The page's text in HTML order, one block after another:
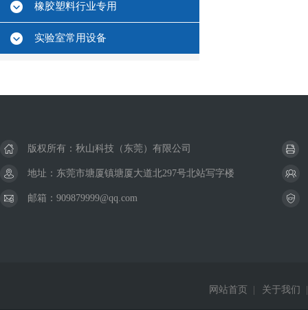
橡胶塑料行业专用
实验室常用设备
版权所有：秋山科技（东莞）有限公司
地址：东莞市塘厦镇塘厦大道北297号北站写字楼
邮箱：909879999@qq.com
网站首页 关于我们